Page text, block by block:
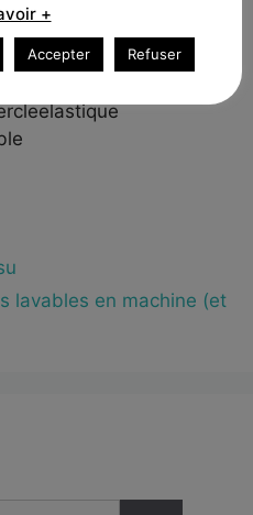
lavables en machine (et
+
Accepter Refuser